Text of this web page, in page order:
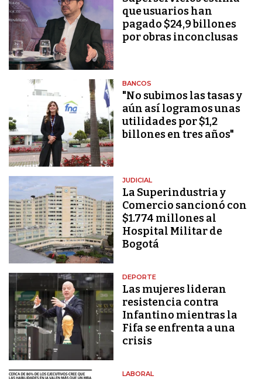
que usuarios han
pagado $24,9 billones
por obras inconclusas
BANCOS
"No subimos las tasas y
aún así logramos unas
utilidades por $1,2
billones en tres años"
JUDICIAL
La Superindustria y
Comercio sancionó con
$1.774 millones al
Hospital Militar de
Bogotá
DEPORTE
Las mujeres lideran
resistencia contra
Infantino mientras la
Fifa se enfrenta a una
crisis
LABORAL